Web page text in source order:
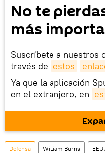
No te
más
Suscríbete a nuestros
través de estos
Ya que la aplicación
en el extranjero, en
móvil (¡solo para
También tenemos una
social rusa VK .
Defensa William Burns